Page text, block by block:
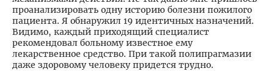
проанализировать одну историю болезни пожилого
пациента. Я обнаружил 19 идентичных назначений.
Видимо, каждый приходящий специалист
рекомендовал больному известное ему
лекарственное средство. При такой полипрагмазии
даже здоровому человеку придется трудно.